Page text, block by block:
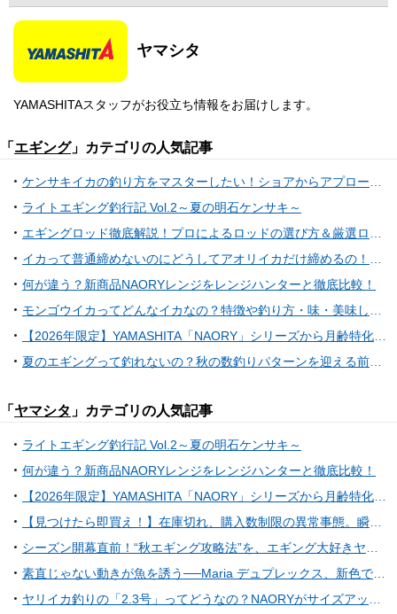
ヤマシタ
YAMASHITAスタッフがお役立ち情報をお届けします。
「 エギング」カテゴリの人気記事
ライトエギング釣行記 Vol.2～夏の明石ケンサキ～
何が違う？新商品NAORYレンジをレンジハンターと徹底比較！
「 ヤマシタ 」カテゴリの人気記事
ライトエギング釣行記 Vol.2～夏の明石ケンサキ～
何が違う？新商品NAORYレンジをレンジハンターと徹底比較！